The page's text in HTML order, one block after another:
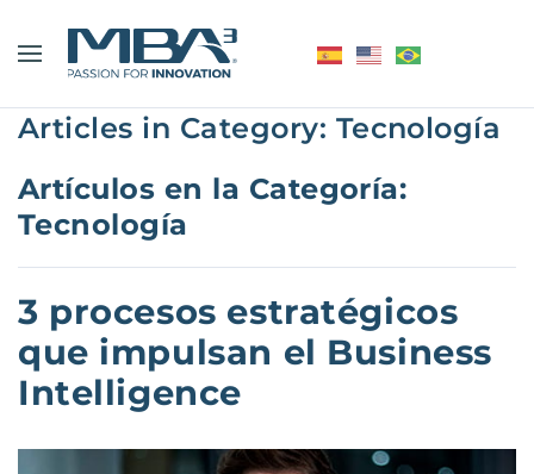
Articles in Category: Tecnología
Artículos en la Categoría:
Tecnología
3 procesos estratégicos
que impulsan el Business
Intelligence